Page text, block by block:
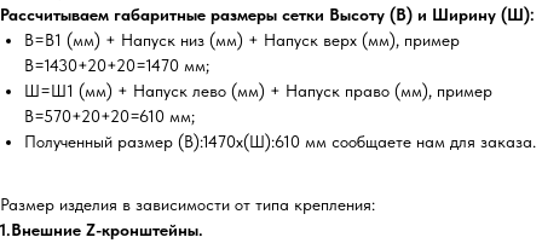
Рассчитываем габаритные размеры сетки Высоту (В) и Ширину (Ш):
В=В1 (мм) + Напуск низ (мм) + Напуск верх (мм), пример
В=1430+20+20=1470 мм;
Ш=Ш1 (мм) + Напуск лево (мм) + Напуск право (мм), пример
В=570+20+20=610 мм;
Полученный размер (В):1470х(Ш):610 мм сообщаете нам для заказа.
Размер изделия в зависимости от типа крепления:
1.Внешние Z-кронштейны.